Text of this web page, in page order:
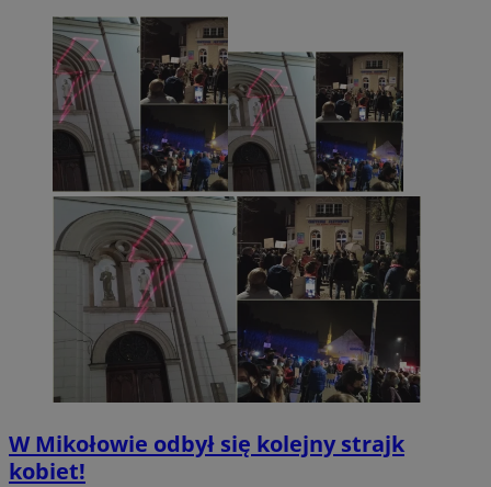
W Mikołowie odbył się kolejny strajk
kobiet!